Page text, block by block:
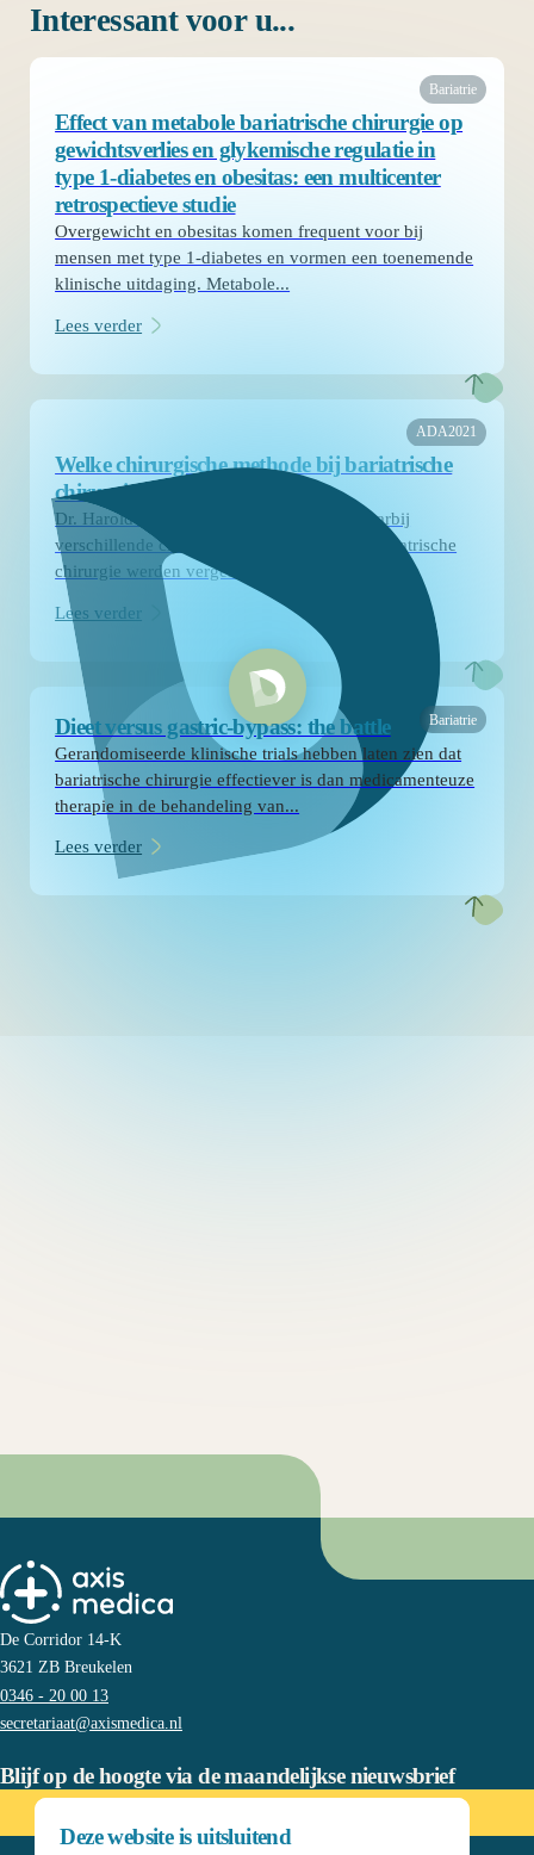
Interessant voor u...
Bariatrie
Effect van metabole bariatrische chirurgie op
gewichtsverlies en glykemische regulatie in
type 1-diabetes en obesitas: een multicenter
retrospectieve studie
Overgewicht en obesitas komen frequent voor bij
mensen met type 1-diabetes en vormen een toenemende
klinische uitdaging. Metabole...
Lees verder
ADA2021
Welke chirurgische methode bij bariatrische
chirurgie?
Dr. Harold de Valk bespreekt een studie waarbij
verschillende chirurgische methodes voor bariatrische
chirurgie werden vergeleken....
Lees verder
Bariatrie
Dieet versus gastric-bypass: the battle
Gerandomiseerde klinische trials hebben laten zien dat
bariatrische chirurgie effectiever is dan medicamenteuze
therapie in de behandeling van...
Lees verder
De Corridor 14-K
3621 ZB Breukelen
0346 - 20 00 13
secretariaat@axismedica.nl
Blijf op de hoogte via de maandelijkse nieuwsbrief
Deze website is uitsluitend